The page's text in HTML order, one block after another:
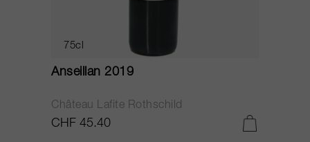
75cl
Anseillan 2019
Château Lafite Rothschild
CHF 45.40